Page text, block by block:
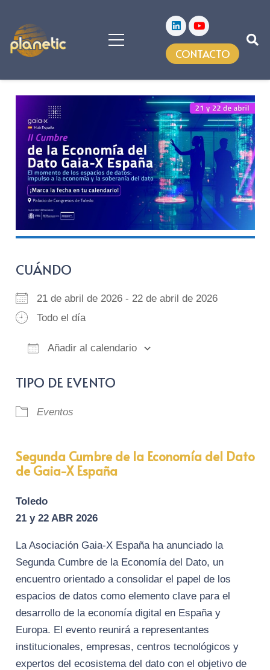
CONTACTO
CUÁNDO
21 de abril de 2026 - 22 de abril de 2026
Todo el día
Añadir al calendario
TIPO DE EVENTO
Eventos
Segunda Cumbre de la Economía del Dato
de Gaia-X España
Toledo
21 y 22 ABR 2026
La Asociación Gaia-X España ha anunciado la
Segunda Cumbre de la Economía del Dato, un
encuentro orientado a consolidar el papel de los
espacios de datos como elemento clave para el
desarrollo de la economía digital en España y
Europa. El evento reunirá a representantes
institucionales, empresas, centros tecnológicos y
expertos del ecosistema del dato con el objetivo de